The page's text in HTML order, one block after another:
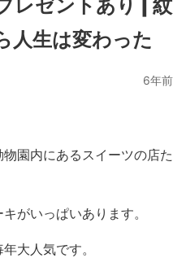
レゼントあり | 紋
人生は変わった
6年前
園内にあるスイーツの店た
がいっぱいあります。
大人気です。